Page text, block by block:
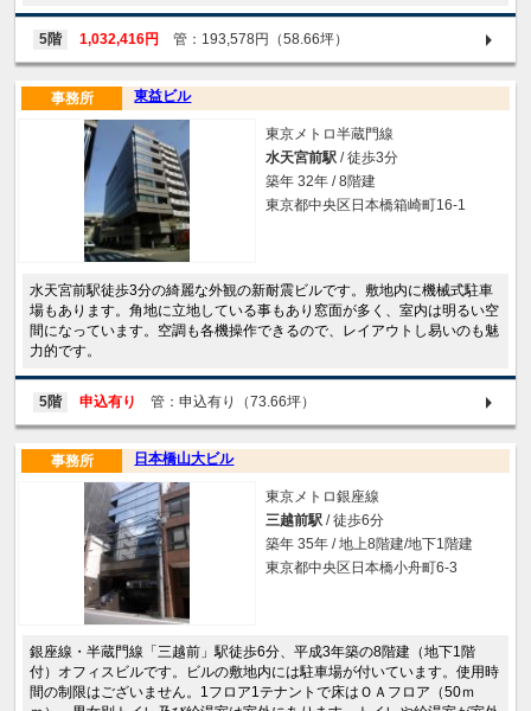
5階 1,032,416円 管：193,578円（58.66坪）
東益ビル
事務所
東京メトロ半蔵門線
水天宮前駅 / 徒歩3分
築年 32年 / 8階建
東京都中央区日本橋箱崎町16-1
水天宮前駅徒歩3分の綺麗な外観の新耐震ビルです。敷地内に機械式駐車
場もあります。角地に立地している事もあり窓面が多く、室内は明るい空
間になっています。空調も各機操作できるので、レイアウトし易いのも魅
力的です。
5階 申込有り 管：申込有り（73.66坪）
日本橋山大ビル
事務所
東京メトロ銀座線
三越前駅 / 徒歩6分
築年 35年 / 地上8階建/地下1階建
東京都中央区日本橋小舟町6-3
銀座線・半蔵門線「三越前」駅徒歩6分、平成3年築の8階建（地下1階
付）オフィスビルです。ビルの敷地内には駐車場が付いています。使用時
間の制限はございません。1フロア1テナントで床はＯＡフロア（50ｍ